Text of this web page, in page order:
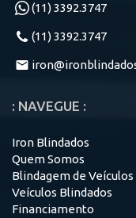
(11) 3392.3747
(11) 3392.3747
: NAVEGUE :
Iron Blindados
Quem Somos
Blindagem de Veículos
Veículos Blindados
Financiamento